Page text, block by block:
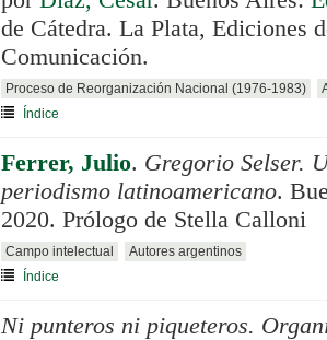
de Cátedra. La Plata, Ediciones
Comunicación.
Proceso de Reorganización Nacional (1976-1983)
Índice
Ferrer, Julio. Gregorio Selser.
periodismo latinoamericano.
2020. Prólogo de Stella Calloni
Campo intelectual
Autores argentinos
Índice
Ni punteros ni piqueteros.